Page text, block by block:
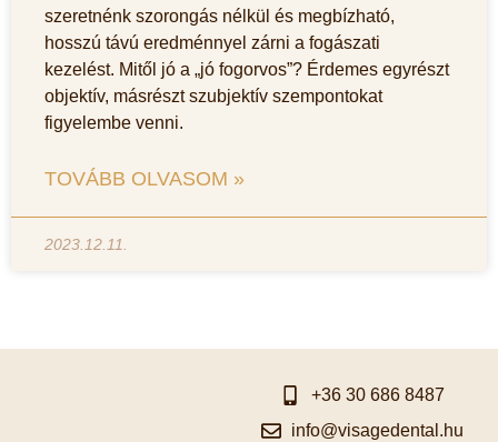
szeretnénk szorongás nélkül és megbízható,
hosszú távú eredménnyel zárni a fogászati
kezelést. Mitől jó a „jó fogorvos”? Érdemes egyrészt
objektív, másrészt szubjektív szempontokat
figyelembe venni.
TOVÁBB OLVASOM »
2023.12.11.
+36 30 686 8487
info@visagedental.hu